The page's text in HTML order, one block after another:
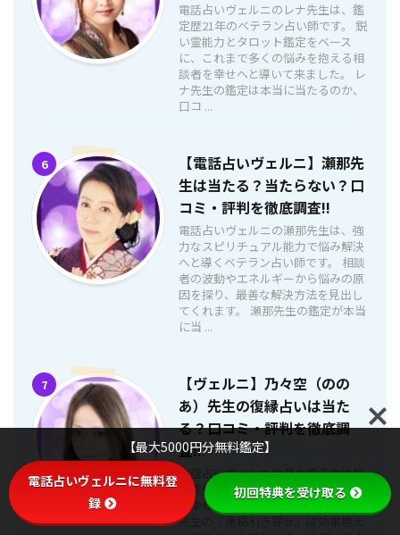
電話占いヴェルニのレナ先生は、鑑
定歴21年のベテラン占い師です。 鋭
い霊能力とタロット鑑定をベース
に、これまで多くの悩みを抱える相
談者を幸せへと導いて来ました。 レ
ナ先生の鑑定は本当に当たるのか、
口コ ...
6
【電話占いヴェルニ】瀬那先
生は当たる？当たらない？口
コミ・評判を徹底調査!!
電話占いヴェルニの瀬那先生は、強
力なスピリチュアル能力で悩み解決
へと導くベテラン占い師です。 相談
者の波動やエネルギーから悩みの原
因を探り、最善な解決方法を見出し
てくれます。 瀬那先生の鑑定が本当
に当 ...
7
【ヴェルニ】乃々空（のの
あ）先生の復縁占いは当た
る？口コミ・評判を徹底調
査!!
電話占いヴェルニの乃々空先生は鋭
い霊感・霊視・透視で多くの相談者
を幸せへと導いて来ました。 乃々空
先生の「連絡引き寄せ」は効果絶大
【最大5000円分無料鑑定】
電話占いヴェルニに無料登
録
初回特典を受け取る